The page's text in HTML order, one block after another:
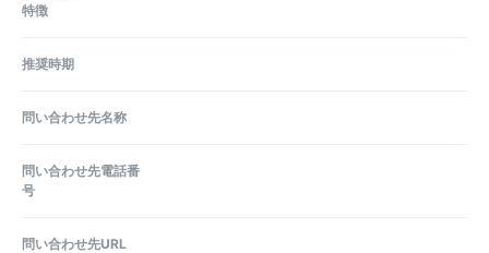
特徴
推奨時期
問い合わせ先名称
問い合わせ先電話番
号
問い合わせ先URL